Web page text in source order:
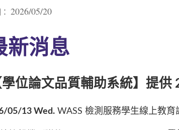
2026/05/20
新消息
學位論文品質輔助系統】提
05/13 Wed. WASS 檢測服務學生線上教